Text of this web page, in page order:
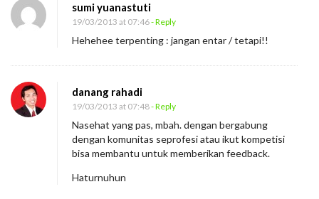
S
a
r
a
s
i
u
sumi yuanastuti
19/03/2013 at 07:46- Reply
Hehehee terpenting : jangan entar / tetapi!!
danang rahadi
19/03/2013 at 07:48- Reply
Nasehat yang pas, mbah. dengan bergabung
dengan komunitas seprofesi atau ikut kompetisi
bisa membantu untuk memberikan feedback.
Haturnuhun